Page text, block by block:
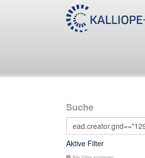
Suche
Aktive Filter